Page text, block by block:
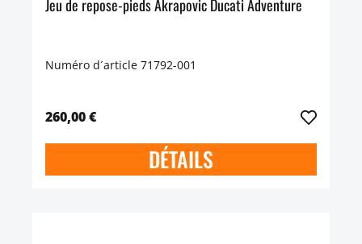
Jeu de repose-pieds Akrapovic Ducati Adventure
Numéro d´article 71792-001
260,00 €
DÉTAILS